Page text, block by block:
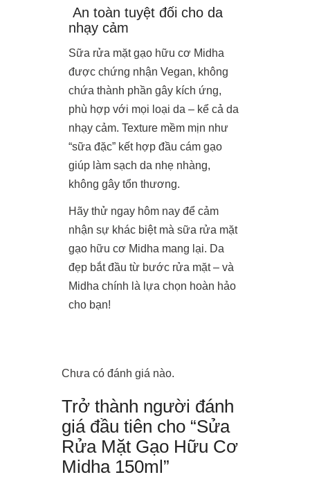
An toàn tuyệt đối cho da
nhạy cảm
Sữa rửa mặt gạo hữu cơ Midha
được chứng nhận Vegan, không
chứa thành phần gây kích ứng,
phù hợp với mọi loại da – kể cả da
nhạy cảm. Texture mềm mịn như
“sữa đặc” kết hợp đầu cám gạo
giúp làm sạch da nhẹ nhàng,
không gây tổn thương.
Hãy thử ngay hôm nay để cảm
nhận sự khác biệt mà sữa rửa mặt
gạo hữu cơ Midha mang lại. Da
đẹp bắt đầu từ bước rửa mặt – và
Midha chính là lựa chọn hoàn hảo
cho bạn!
Chưa có đánh giá nào.
Trở thành người đánh
giá đầu tiên cho “Sửa
Rửa Mặt Gạo Hữu Cơ
Midha 150ml”